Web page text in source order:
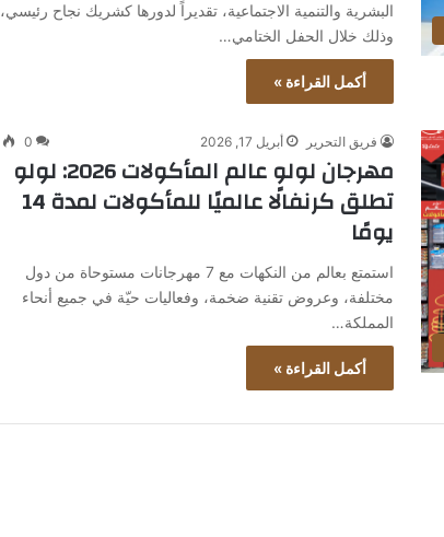
البشرية والتنمية الاجتماعية، تقديراً لدورها كشريك نجاح رئيسي،
وذلك خلال الحفل الختامي…
أكمل القراءة »
فريق التحرير أبريل 17, 2026 0
مهرجان لولو عالم المأكولات 2026: لولو
تطلق كرنفالًا عالميًا للمأكولات لمدة 14
يومًا
استمتع بعالم من النكهات مع 7 مهرجانات مستوحاة من دول
مختلفة، وعروض تقنية ضخمة، وفعاليات حيّة في جميع أنحاء
المملكة…
أكمل القراءة »